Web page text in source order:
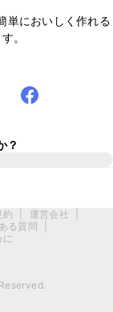
単においしく作れる
。
？
約 運営会社
る質問